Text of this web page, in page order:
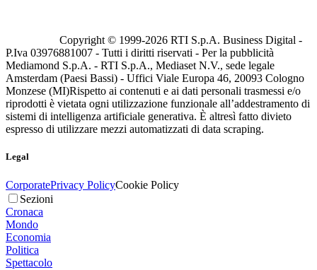
Copyright © 1999-2026 RTI S.p.A. Business Digital -
P.Iva 03976881007 - Tutti i diritti riservati - Per la pubblicità
Mediamond S.p.A. - RTI S.p.A., Mediaset N.V., sede legale
Amsterdam (Paesi Bassi) - Uffici Viale Europa 46, 20093 Cologno
Monzese (MI)Rispetto ai contenuti e ai dati personali trasmessi e/o
riprodotti è vietata ogni utilizzazione funzionale all’addestramento di
sistemi di intelligenza artificiale generativa. È altresì fatto divieto
espresso di utilizzare mezzi automatizzati di data scraping.
Legal
CorporatePrivacy PolicyCookie Policy
Sezioni
Cronaca
Mondo
Economia
Politica
Spettacolo